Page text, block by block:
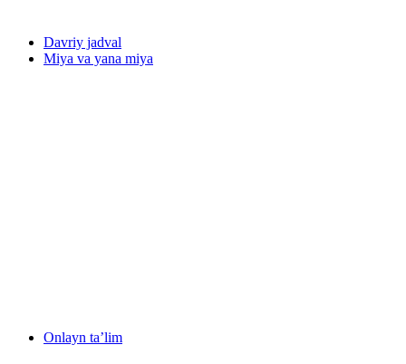
Davriy jadval
Miya va yana miya
Onlayn ta’lim